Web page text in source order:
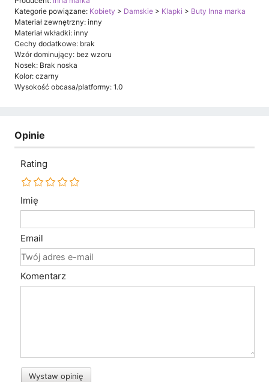
Kategorie powiązane: Kobiety > Damskie > Klapki > Buty Inna marka
Materiał zewnętrzny: inny
Materiał wkładki: inny
Cechy dodatkowe: brak
Wzór dominujący: bez wzoru
Nosek: Brak noska
Kolor: czarny
Wysokość obcasa/platformy: 1.0
Opinie
Rating
Imię
Email
Komentarz
Wystaw opinię